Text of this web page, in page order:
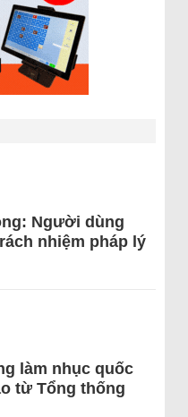
Người dùng
nhiệm pháp lý
làm nhục quốc
từ Tổng thống